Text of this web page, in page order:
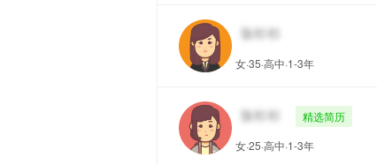
女·35·高中·1-3年
精选简历
女·25·高中·1-3年